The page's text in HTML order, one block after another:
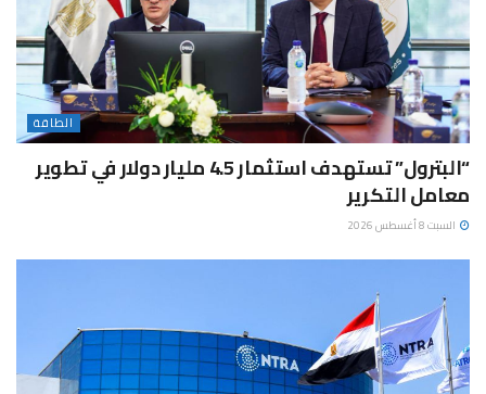
الطاقة
“البترول” تستهدف استثمار 4.5 مليار دولار في تطوير
معامل التكرير
السبت 8 أغسطس 2026